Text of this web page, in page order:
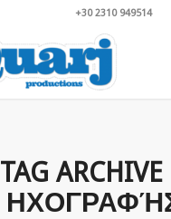
+30 2310 949514
TAG ARCHIVE